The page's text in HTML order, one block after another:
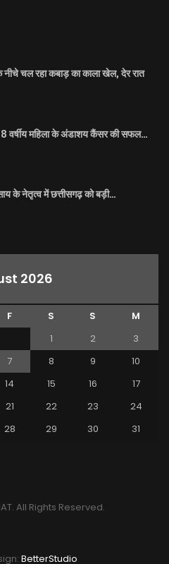
चल रहा कबाड़ का काला खेल, देर रात
वर्षीय महिला के अंडाशय कैंसर की सफल…
के नेतृत्व में छत्तीसगढ़ को बड़ी…
2026
F S S
M
1
2
3
7 8 9
10
14 15 16
17
21 22 23
24
28 29 30
31
All Rights Reserved.
BetterStudio